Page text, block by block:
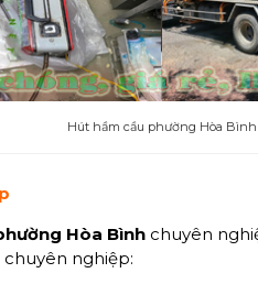
Hút hầm cầu phường Hòa Bình
Hòa Bình chuyên
nghiệp: